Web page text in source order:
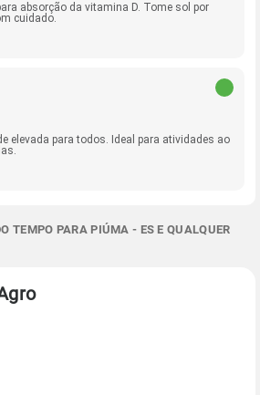
absorção da vitamina D. Tome sol por
cuidado.
elevada para todos. Ideal para atividades ao
TEMPO PARA PIÚMA - ES E QUALQUER